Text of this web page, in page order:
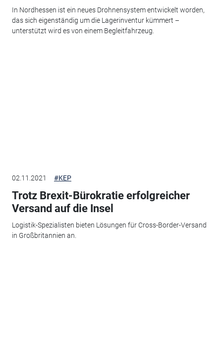
In Nordhessen ist ein neues Drohnensystem entwickelt worden,
das sich eigenständig um die Lagerinventur kümmert –
unterstützt wird es von einem Begleitfahrzeug.
02.11.2021 #KEP
Trotz Brexit-Bürokratie erfolgreicher
Versand auf die Insel
Logistik-Spezialisten bieten Lösungen für Cross-Border-Versand
in Großbritannien an.